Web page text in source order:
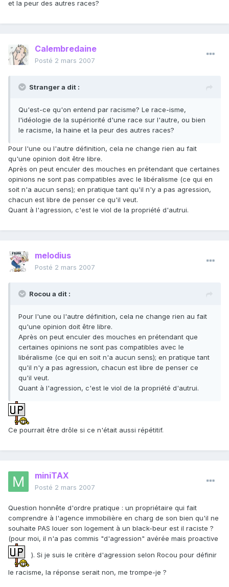
et la peur des autres races?
Calembredaine
Posté 2 mars 2007
Stranger a dit :
Qu'est-ce qu'on entend par racisme? Le race-isme,
l'idéologie de la supériorité d'une race sur l'autre, ou bien
le racisme, la haine et la peur des autres races?
Pour l'une ou l'autre définition, cela ne change rien au fait
qu'une opinion doit être libre.
Après on peut enculer des mouches en prétendant que certaines
opinions ne sont pas compatibles avec le libéralisme (ce qui en
soit n'a aucun sens); en pratique tant qu'il n'y a pas agression,
chacun est libre de penser ce qu'il veut.
Quant à l'agression, c'est le viol de la propriété d'autrui.
melodius
Posté 2 mars 2007
Rocou a dit :
Pour l'une ou l'autre définition, cela ne change rien au fait
qu'une opinion doit être libre.
Après on peut enculer des mouches en prétendant que
certaines opinions ne sont pas compatibles avec le
libéralisme (ce qui en soit n'a aucun sens); en pratique tant
qu'il n'y a pas agression, chacun est libre de penser ce
qu'il veut.
Quant à l'agression, c'est le viol de la propriété d'autrui.
Ce pourrait être drôle si ce n'était aussi répétitif.
miniTAX
Posté 2 mars 2007
Question honnête d'ordre pratique : un propriétaire qui fait
comprendre à l'agence immobilière en charg de son bien qu'il ne
souhaite PAS louer son logement à un black-beur est il raciste ?
(pour moi, il n'a pas commis "d'agression" avérée mais proactive
). Si je suis le critère d'agression selon Rocou pour définir
le racisme, la réponse serait non, me trompe-je ?